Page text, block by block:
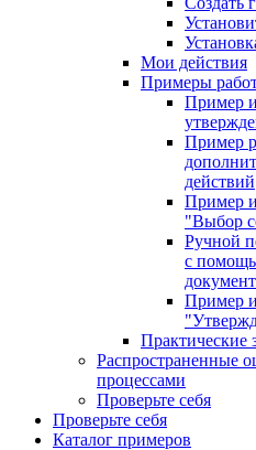
Мои действия
Примеры
Пример
Пример
действий
Пример
"Выбор
Ручной
с
Пример
Практические
Распространенные
процессами
Проверьте себя
Проверьте себя
Каталог примеров